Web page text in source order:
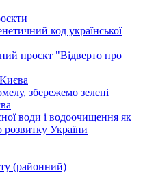
код української
проєкт "Відверто про
збережемо зелені
води і водоочищення як
розвитку України
(районний)